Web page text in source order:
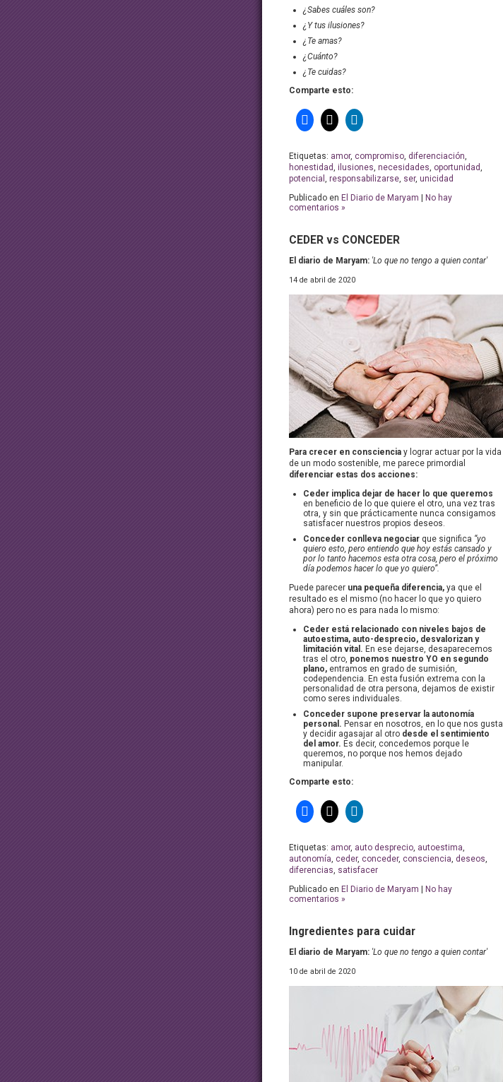
¿Sabes cuáles son?
¿Y tus ilusiones?
¿Te amas?
¿Cuánto?
¿Te cuidas?
Comparte esto:
Etiquetas: amor, compromiso, diferenciación,
honestidad, ilusiones, necesidades, oportunidad,
potencial , responsabilizarse, ser, unicidad
Publicado en El Diario de Maryam
No hay
comentarios »
CEDER vs CONCEDER
El diario de Maryam: 'Lo que no tengo a quien contar'
14 de abril de 2020
Para crecer en consciencia y lograr actuar por la vida
de un modo sostenible, me parece primordial
diferenciar estas dos acciones:
Ceder implica dejar de hacer lo que queremos
en beneficio de lo que quiere el otro, una vez tras
otra, y sin que prácticamente nunca consigamos
satisfacer nuestros propios deseos.
Conceder conlleva negociar que significa “yo
quiero esto, pero entiendo que hoy estás cansado y
por lo tanto hacemos esta otra cosa, pero el próximo
día podemos hacer lo que yo quiero”.
Puede parecer una pequeña diferencia, ya que el
resultado es el mismo (no hacer lo que yo quiero
ahora) pero no es para nada lo mismo:
Ceder está relacionado con niveles bajos de
autoestima, auto-desprecio, desvalorizan y
limitación vital. En ese dejarse, desaparecemos
tras el otro, ponemos nuestro YO en segundo
plano, entramos en grado de sumisión,
codependencia. En esta fusión extrema con la
personalidad de otra persona, dejamos de existir
como seres individuales.
Conceder supone preservar la autonomía
personal. Pensar en nosotros, en lo que nos gusta
y decidir agasajar al otro desde el sentimiento
del amor. Es decir, concedemos porque le
queremos, no porque nos hemos dejado
manipular.
Comparte esto:
Etiquetas: amor, auto desprecio, autoestima,
autonomía, ceder, conceder, consciencia, deseos,
diferencias, satisfacer
Publicado en El Diario de Maryam
No hay
comentarios »
Ingredientes para cuidar
El diario de Maryam: 'Lo que no tengo a quien contar'
10 de abril de 2020